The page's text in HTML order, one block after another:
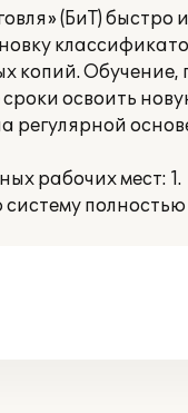
(БиТ)
копий. Обучение,
освоить
рабочих мест: 1.